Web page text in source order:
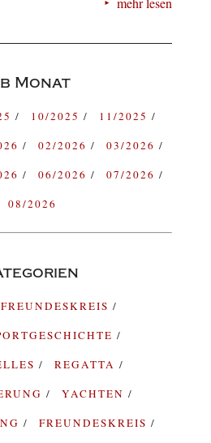
Monat
10/2025
11/2025
02/2026
03/2026
06/2026
07/2026
08/2026
FREUNDESKREIS
REGATTA
YACHTEN
FREUNDESKREIS